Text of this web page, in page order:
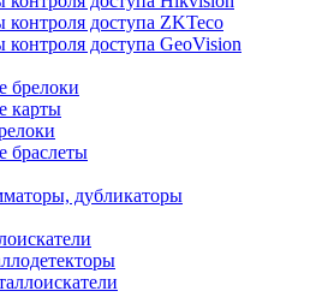
контроля доступа ZKTeco
доступа GeoVision
брелоки
карты
браслеты
дубликаторы